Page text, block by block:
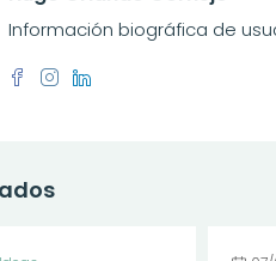
Información biográfica de